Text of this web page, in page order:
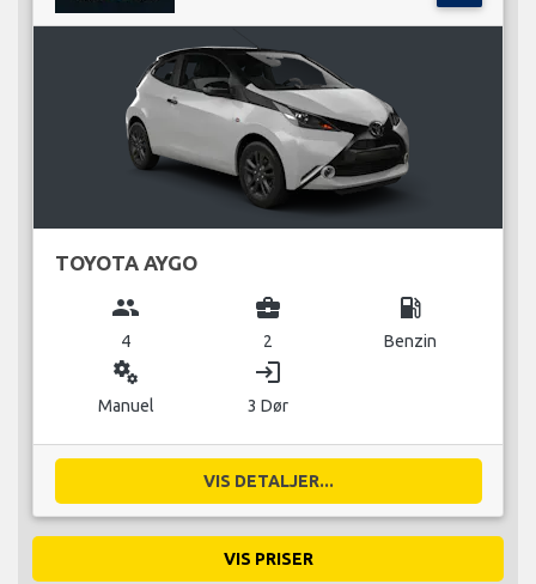
TOYOTA AYGO
group
4
business_center
2
local_gas_station
Benzin
miscellaneous_services
Manuel
login
3 Dør
VIS DETALJER...
VIS PRISER